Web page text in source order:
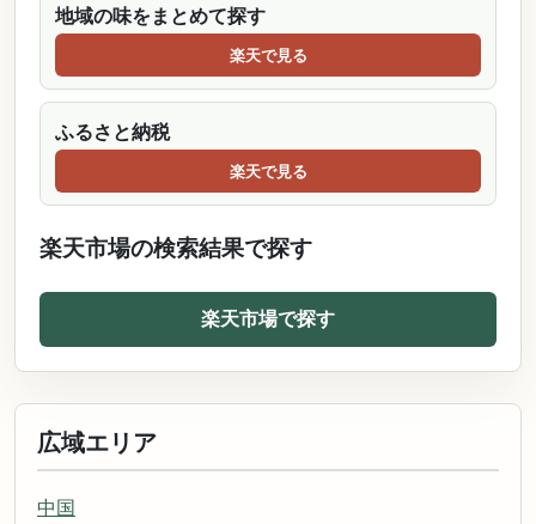
地域の味をまとめて探す
楽天で見る
ふるさと納税
楽天で見る
楽天市場の検索結果で探す
楽天市場で探す
広域エリア
中国